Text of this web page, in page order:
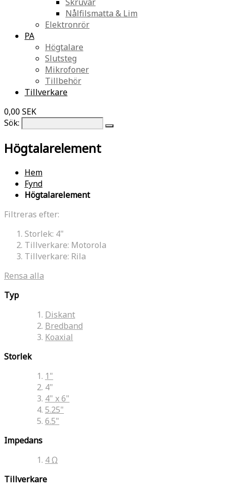
Nålfilsmatta & Lim
Elektronrör
PA
Högtalare
Slutsteg
Mikrofoner
Tillbehör
Tillverkare
0,00 SEK
Sök:
Högtalarelement
Hem
Fynd
Högtalarelement
Filtreras efter:
Storlek: 4"
Tillverkare: Motorola
Tillverkare: Rila
Rensa alla
Typ
Diskant
Bredband
Koaxial
Storlek
1"
4"
4" x 6"
5.25"
6.5"
Impedans
4 Ω
Tillverkare